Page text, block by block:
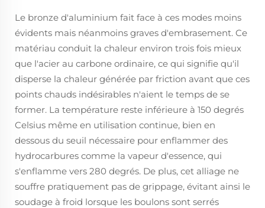
Le bronze d'aluminium fait face à ces modes moins
évidents mais néanmoins graves d'embrasement. Ce
matériau conduit la chaleur environ trois fois mieux
que l'acier au carbone ordinaire, ce qui signifie qu'il
disperse la chaleur générée par friction avant que ces
points chauds indésirables n'aient le temps de se
former. La température reste inférieure à 150 degrés
Celsius même en utilisation continue, bien en
dessous du seuil nécessaire pour enflammer des
hydrocarbures comme la vapeur d'essence, qui
s'enflamme vers 280 degrés. De plus, cet alliage ne
souffre pratiquement pas de grippage, évitant ainsi le
soudage à froid lorsque les boulons sont serrés